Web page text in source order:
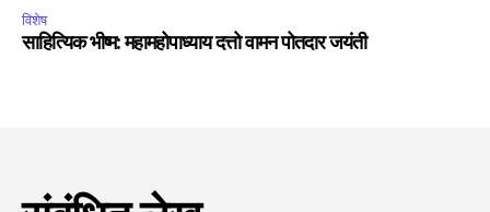
विशेष
साहित्यिक भीष्म: महामहोपाध्याय दत्तो वामन पोतदार जयंती